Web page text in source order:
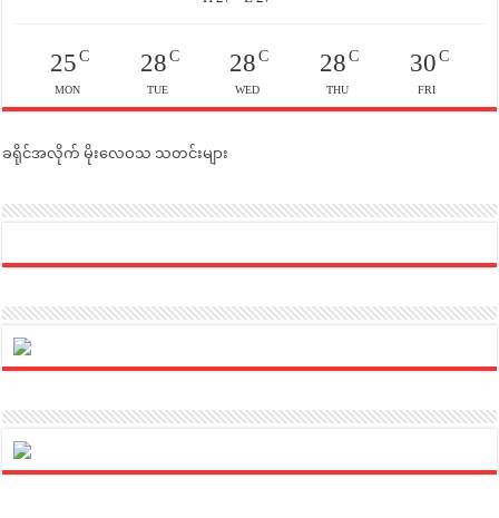
25C
MON
28C
TUE
28 C
WED
28C
THU
30C
FRI
ခရိုင်အလိုက် မိုးလေဝသ သတင်းများ